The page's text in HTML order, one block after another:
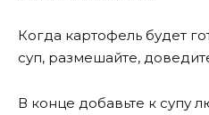
Когда картофель будет
суп, размешайте,
В конце добавьте к супу